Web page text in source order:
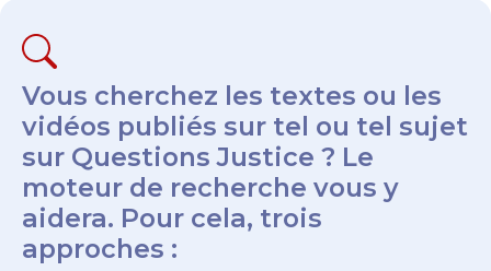
Vous cherchez les textes ou les
vidéos publiés sur tel ou tel sujet
sur Questions Justice ? Le
moteur de recherche vous y
aidera. Pour cela, trois
approches :